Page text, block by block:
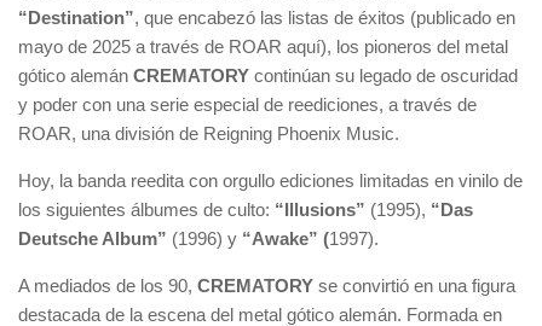
“Destination”, que encabezó las listas de éxitos (publicado en
mayo de 2025 a través de ROAR aquí), los pioneros del metal
gótico alemán CREMATORY continúan su legado de oscuridad
y poder con una serie especial de reediciones, a través de
ROAR, una división de Reigning Phoenix Music.
Hoy, la banda reedita con orgullo ediciones limitadas en vinilo de
los siguientes álbumes de culto: “Illusions” (1995), “Das
Deutsche Album” (1996) y “Awake” (1997).
A mediados de los 90, CREMATORY se convirtió en una figura
destacada de la escena del metal gótico alemán. Formada en